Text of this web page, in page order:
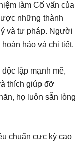
làm Cố vấn của
những thành
và tư pháp. Người
hảo và chi tiết.
lập mạnh mẽ,
thích giúp đỡ
họ luôn sẵn lòng
chuẩn cực kỳ cao